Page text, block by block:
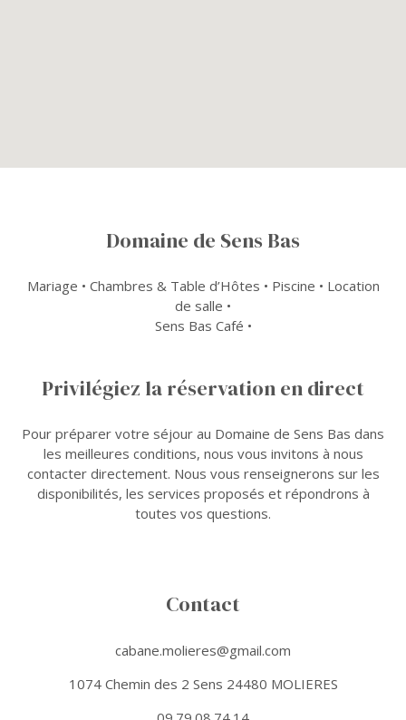
Domaine de Sens Bas
Mariage • Chambres & Table d’Hôtes • Piscine • Location
de salle •
Sens Bas Café •
Privilégiez la réservation en direct
Pour préparer votre séjour au Domaine de Sens Bas dans
les meilleures conditions, nous vous invitons à nous
contacter directement. Nous vous renseignerons sur les
disponibilités, les services proposés et répondrons à
toutes vos questions.
Contact
cabane.molieres@gmail.com
1074 Chemin des 2 Sens 24480 MOLIERES